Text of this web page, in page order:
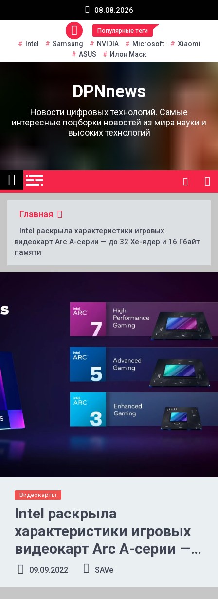
08.08.2026
Популярные теги
Intel Samsung NVIDIA Microsoft
Xiaomi
ASUS
Илон Маск
DPNnews
Новости цифровых технологий. Самые
интересные подборки новостей из мира науки и
высоких технологий
Главная
Intel раскрыла характеристики игровых
видеокарт Arc A-серии — до 32 Xe-ядер и 16 Гбайт
памяти
Видеокарты
Intel раскрыла
характеристики игровых
видеокарт Arc A-серии —
до 32 Xe-ядер и 16 Гбайт
памяти
09.09.2022 SAVe